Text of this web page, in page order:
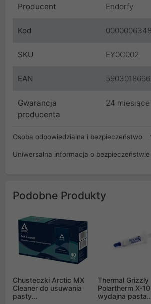
Producent Endorfy
Kod 0000006348
SKU EY0C002
EAN
Gwarancja
producenta
24 miesiące
Osoba odpowiedzialna i bezpieczeństwo
Uniwersalna informacja o bezpieczeństwie
Podobne Produkty
Chusteczki Arctic MX
Cleaner do usuwania
pasty
Thermal Grizzly
Polartherm X-
wydajna pasta